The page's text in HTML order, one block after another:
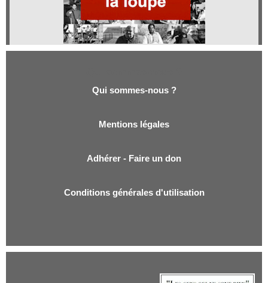
Qui sommes-nous ?
Mentions légales
Adhérer - Faire un don
Conditions générales d'utilisation